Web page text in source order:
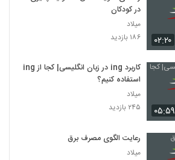
۰۲:۲۰
در کودکان
میلاد
۱۸۶ بازدید
۰۵:۵۹
کاربرد ing در زبان انگلیسی| کجا از ing
استفاده کنیم؟
میلاد
۲۴۵ بازدید
رعایت الگوی مصرف برق
میلاد